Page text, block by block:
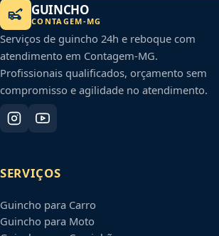
GUINCHO
CONTAGEM-MG
Serviços de guincho 24h e reboque com
atendimento em Contagem-MG.
Profissionais qualificados, orçamento sem
compromisso e agilidade no atendimento.
SERVIÇOS
Guincho para Carro
Guincho para Moto